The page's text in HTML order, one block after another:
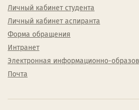
Личный кабинет студента
Личный кабинет аспиранта
Форма обращения
Интранет
Электронная информационно-
Почта